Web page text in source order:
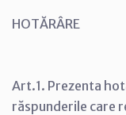
HOTĂRÂRE
Art.1. Prezenta
răspunderile care